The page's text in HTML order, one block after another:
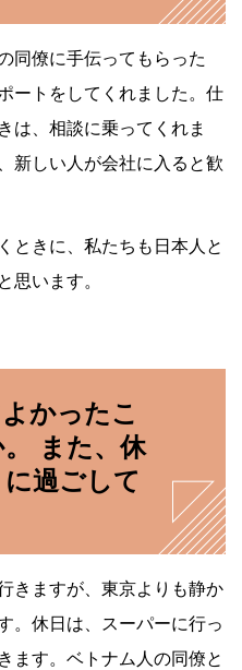
同僚に手伝ってもらった
ートをしてくれました。仕
は、相談に乗ってくれま
新しい人が会社に入ると歓
ときに、私たちも日本人と
思います。
かったこ
また、休
過ごして
きますが、東京よりも静か
。休日は、スーパーに行っ
ます。ベトナム人の同僚と